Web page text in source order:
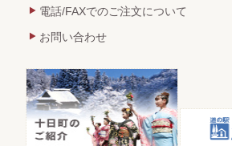
電話/FAXでのご注文について
お問い合わせ